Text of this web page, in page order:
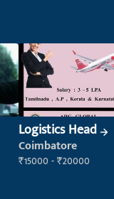
Logistics Head
Coimbatore
₹15000 - ₹20000